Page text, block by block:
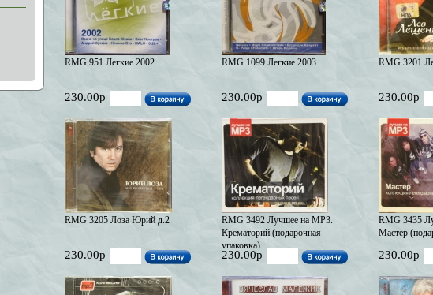
RMG 951 Легкие 2002
230.00р
RMG 1099 Легкие 2003
230.00р
RMG 3201
230.00р
RMG 3205 Лоза Юрий д.2
230.00р
RMG 3492 Лучшее на MP3.
Крематорий (подарочная
упаковка)
230.00р
RMG 3435
Мастер
230.00р